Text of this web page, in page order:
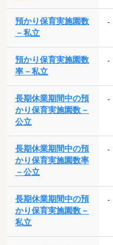
預かり保育実施園数
－私立
-
預かり保育実施園数
率－私立
-
長期休業期間中の預
かり保育実施園数－
公立
-
長期休業期間中の預
かり保育実施園数率
－公立
-
長期休業期間中の預
かり保育実施園数－
私立
-